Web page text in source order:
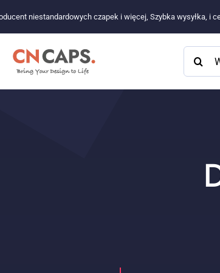
niestandardowych czapek i więcej, Szybka wysyłka, i
Szukaj: